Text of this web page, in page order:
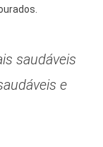
saudáveis
e